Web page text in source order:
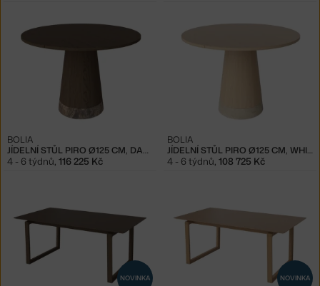
JÍDELNÍ STŮL PIRO Ø125 CM, DARK OAK
BOLIA
4 - 6 týdnů, 116 225 Kč
JÍDELNÍ STŮL PIRO Ø125 CM, WHITE OAK
BOLIA
4 - 6 týdnů, 108 725 Kč
NOVINKA NOVINKA